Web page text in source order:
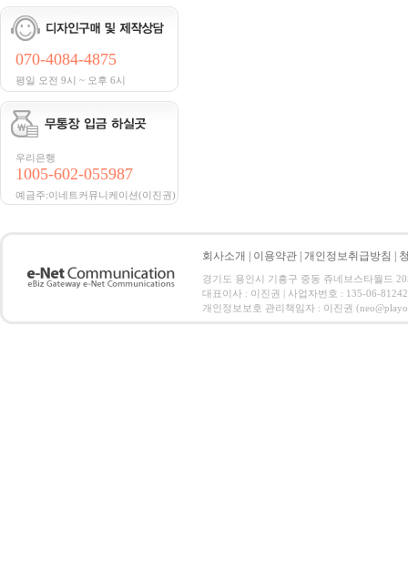
070-4084-4875
평일 오전 9시 ~ 오후 6시
우리은행
1005-602-055987
예금주:이네트커뮤니케이션(이진권)
회사소개 이용약관 개인정보취급방침
경기도 용인시 기흥구 중동 쥬네브스타월드
대표이사 : 이진권 | 사업자번호 : 135-06-
개인정보보호 관리책임자 : 이진권